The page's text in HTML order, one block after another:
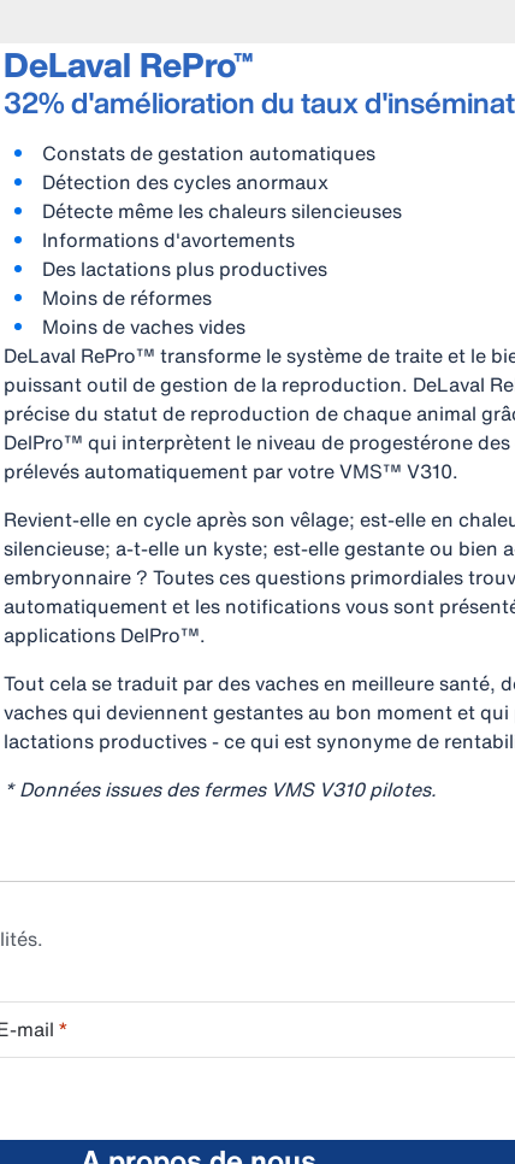
DeLaval RePro™
32% d'amélioration du taux
Constats de gestation automatiques
Détection des cycles anormaux
Détecte même les chaleurs silencieuses
Informations d'avortements
Des lactations plus productives
Moins de réformes
Moins de vaches vides
DeLaval RePro™ transforme le système de traite et le
puissant outil de gestion de la reproduction. DeLaval
précise du statut de reproduction de chaque animal
DelPro™ qui interprètent le niveau de progestérone
prélevés automatiquement par votre VMS™ V310.
Revient-elle en cycle après son vêlage; est-elle en
silencieuse; a-t-elle un kyste; est-elle gestante ou bien
embryonnaire ? Toutes ces questions primordiales
automatiquement et les notifications vous sont
applications DelPro™.
Tout cela se traduit par des vaches en meilleure santé,
vaches qui deviennent gestantes au bon moment et
lactations productives - ce qui est synonyme de
* Données issues des fermes VMS V310 pilotes.
mail *